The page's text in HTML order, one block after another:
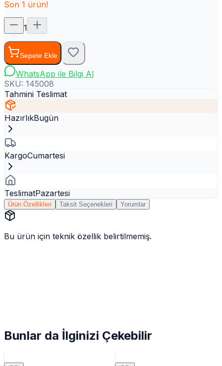
Son 1 ürün!
1
Sepete Ekle
WhatsApp ile Bilgi Al
SKU: 145008
Tahmini Teslimat
HazırlıkBugün
KargoCumartesi
TeslimatPazartesi
Ürün Özellikleri Taksit Seçenekleri Yorumlar
Bu ürün için teknik özellik belirtilmemiş.
Bunlar da İlginizi Çekebilir